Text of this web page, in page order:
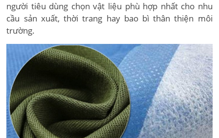
người tiêu dùng chọn vật liệu phù hợp nhất cho nhu
cầu sản xuất, thời trang hay bao bì thân thiện môi
trường.